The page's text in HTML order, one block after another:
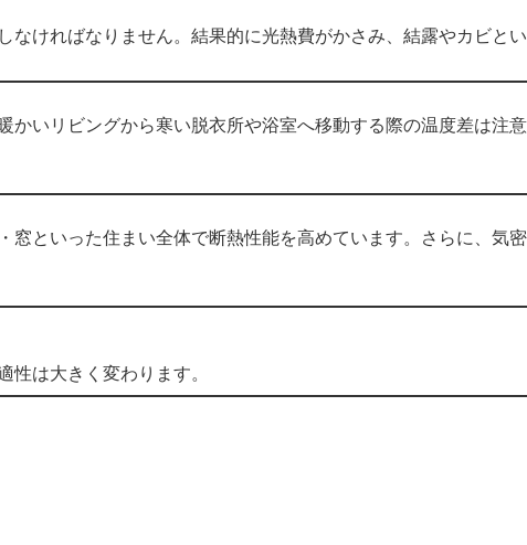
ければなりません。結果的に光熱費がかさみ、結露やカビとい
いリビングから寒い脱衣所や浴室へ移動する際の温度差は注意
といった住まい全体で断熱性能を高めています。さらに、気密
は大きく変わります。